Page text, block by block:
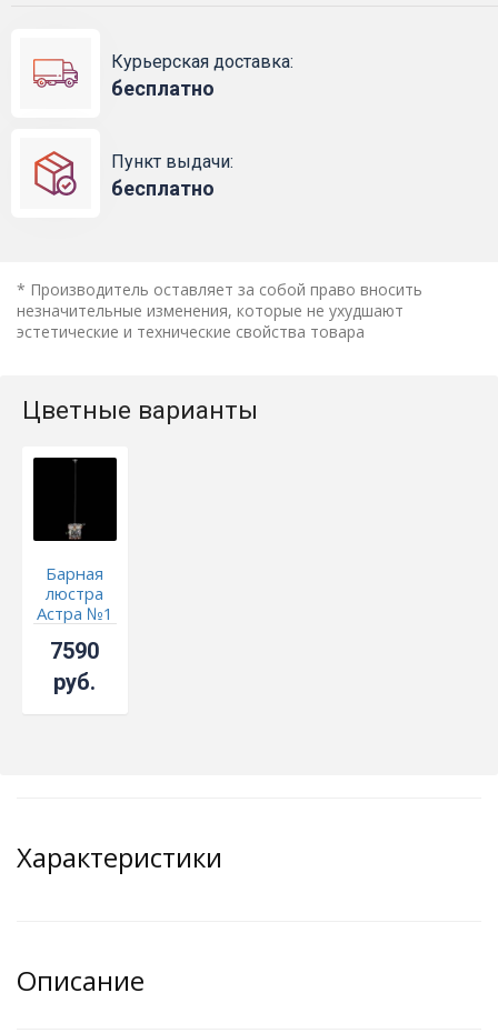
Курьерская доставка:
бесплатно
Пункт выдачи:
бесплатно
* Производитель оставляет за собой право вносить
незначительные изменения, которые не ухудшают
эстетические и технические свойства товара
Цветные варианты
Барная
люстра
Астра №1
7590
руб.
Характеристики
Описание